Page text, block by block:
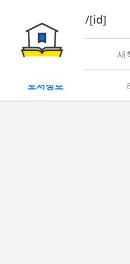
book/rent/[id]
대여 새
도서정보